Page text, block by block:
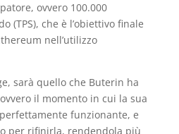
ovvero 100.000
(TPS), che è l’obiettivo finale
nell’utilizzo
sarà quello che Buterin ha
il momento in cui la sua
funzionante, e
per rifinirla, rendendola più